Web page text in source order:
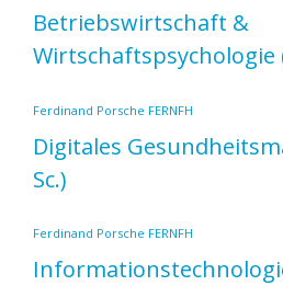
Betriebswirtschaft &
Wirtschaftspsychologie
Ferdinand Porsche FERNFH
Digitales
Sc.)
Ferdinand Porsche FERNFH